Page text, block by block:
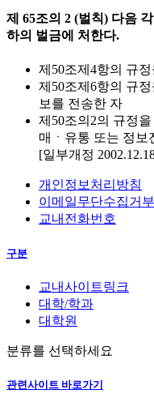
제 65조의 2 (벌칙) 다음
하의 벌금에 처한다.
제50조제4항의 규
제50조제6항의 규
보를 전송한 자
제50조의2의 규정
매ㆍ유통 또는 정보
[일부개정
개인정보처리방침
이메일무단수집거부
교내전화번호
구분
교내사이트링크
대학/학과
대학원
분류를 선택하세요
관련사이트 바로가기